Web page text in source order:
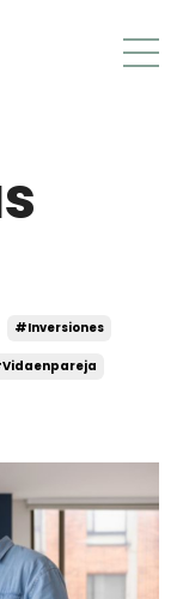
#inversiones